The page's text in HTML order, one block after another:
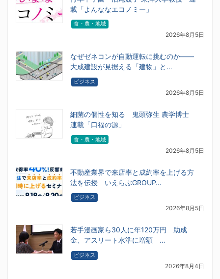
載「よんななエコノミー」
食・農・地域
2026年8月5日
なぜゼネコンが自動運転に挑むのか――
大成建設が見据える「建物」と…
ビジネス
2026年8月5日
細菌の個性を知る 鬼頭弥生 農学博士
連載「口福の源」
食・農・地域
2026年8月5日
不動産業界で来店率と成約率を上げる方
法を伝授 いえらぶGROUP…
ビジネス
2026年8月5日
若手漫画家ら30人に年120万円 助成
金、アスリート水準に増額 …
ビジネス
2026年8月4日